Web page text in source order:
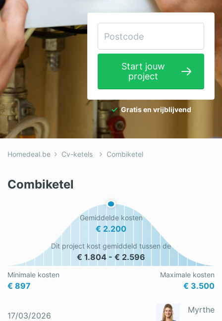
Cv-ketels
Dakwerken
Elektricien
Glas
Hekwerken
Hovenier
Isolatie
Loodgieter
Rolluiken
Schilder
Schrijnwerker
Start jouw
project
Gratis en vrijblijvend
Homedeal.be Cv-ketels Combiketel
Combiketel
Minimale kosten
€ 897
Gemiddelde kosten
€ 2.200
Maximale kosten
€ 3.500
Dit project kost gemiddeld tussen de
€ 1.804 - € 2.596
17/03/2026
Myrthe